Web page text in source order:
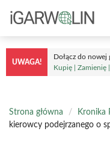
treści
UWAGA!
Dołącz do nowej
Kupię | Zamienię
Strona główna / Kronika
kierowcy podejrzanego o